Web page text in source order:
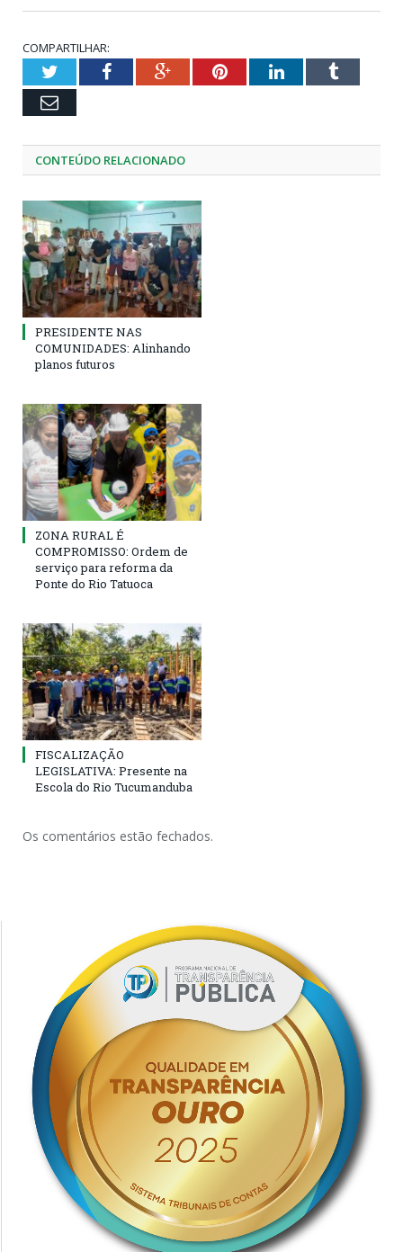
COMPARTILHAR:
TwitterFacebookGoogle+PinterestLinkedInTumblr
Email
CONTEÚDO RELACIONADO
PRESIDENTE NAS
COMUNIDADES: Alinhando
planos futuros
ZONA RURAL É
COMPROMISSO: Ordem de
serviço para reforma da
Ponte do Rio Tatuoca
FISCALIZAÇÃO
LEGISLATIVA: Presente na
Escola do Rio Tucumanduba
Os comentários estão fechados.